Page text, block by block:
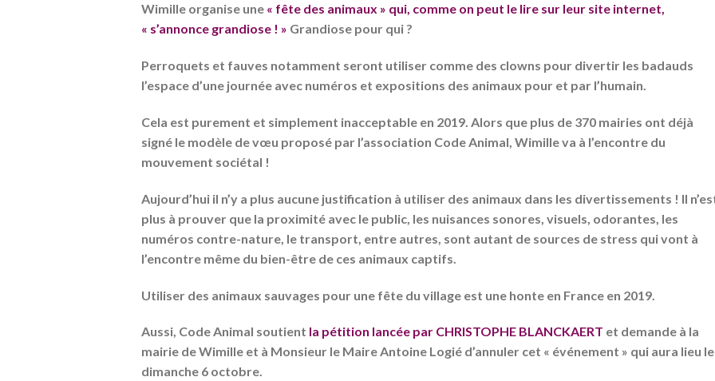
Wimille organise une « fête des animaux » qui, comme on peut le lire sur leur site internet,
« s’annonce grandiose ! » Grandiose pour qui ?
Perroquets et fauves notamment seront utiliser comme des clowns pour divertir les badauds
l’espace d’une journée avec numéros et expositions des animaux pour et par l’humain.
Cela est purement et simplement inacceptable en 2019. Alors que plus de 370 mairies ont déjà
signé le modèle de vœu proposé par l’association Code Animal, Wimille va à l’encontre du
mouvement sociétal !
Aujourd’hui il n’y a plus aucune justification à utiliser des animaux dans les divertissements ! Il
plus à prouver que la proximité avec le public, les nuisances sonores, visuels, odorantes, les
numéros contre-nature, le transport, entre autres, sont autant de sources de stress qui vont à
l’encontre même du bien-être de ces animaux captifs.
Utiliser des animaux sauvages pour une fête du village est une honte en France en 2019.
Aussi, Code Animal soutient la pétition lancée par CHRISTOPHE BLANCKAERT et demande à la
mairie de Wimille et à Monsieur le Maire Antoine Logié d’annuler cet « événement » qui aura lieu le
dimanche 6 octobre.